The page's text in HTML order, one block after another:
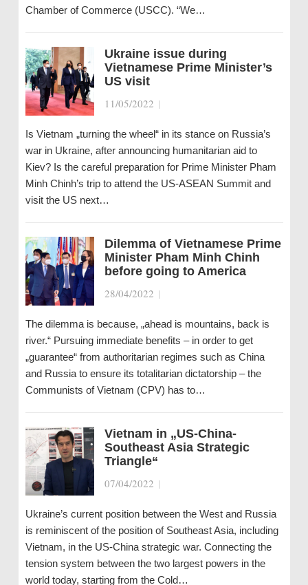
Chamber of Commerce (USCC). “We…
Ukraine issue during
Vietnamese Prime Minister’s
US visit
11/05/2022 |
Is Vietnam „turning the wheel“ in its stance on Russia’s
war in Ukraine, after announcing humanitarian aid to
Kiev? Is the careful preparation for Prime Minister Pham
Minh Chinh’s trip to attend the US-ASEAN Summit and
visit the US next…
Dilemma of Vietnamese Prime
Minister Pham Minh Chinh
before going to America
28/04/2022 |
The dilemma is because, „ahead is mountains, back is
river.“ Pursuing immediate benefits – in order to get
„guarantee“ from authoritarian regimes such as China
and Russia to ensure its totalitarian dictatorship – the
Communists of Vietnam (CPV) has to…
Vietnam in „US-China-
Southeast Asia Strategic
Triangle“
07/04/2022 |
Ukraine’s current position between the West and Russia
is reminiscent of the position of Southeast Asia, including
Vietnam, in the US-China strategic war. Connecting the
tension system between the two largest powers in the
world today, starting from the Cold…